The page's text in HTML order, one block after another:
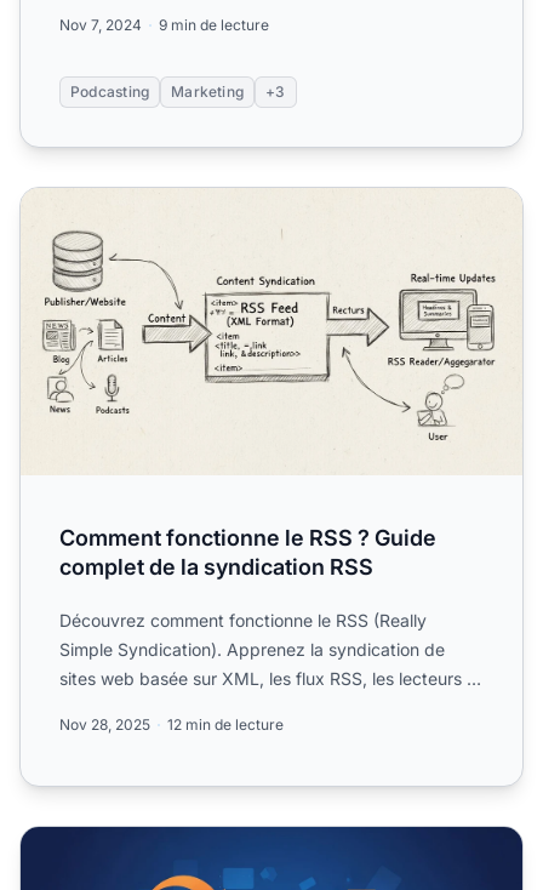
Nov 7, 2024 9 min de lecture
Podcasting Marketing +3
Comment fonctionne le RSS ? Guide complet de la
Comment fonctionne le RSS ? Guide
complet de la syndication RSS
Découvrez comment fonctionne le RSS (Really
Simple Syndication). Apprenez la syndication de
sites web basée sur XML, les flux RSS, les lecteurs et
Nov 28, 2025 12 min de lecture
Le RSS est-il encore utilisé en 2025 ? Guide complet des